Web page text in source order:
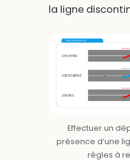
la ligne
Effectuer un
présence d’une
règles à